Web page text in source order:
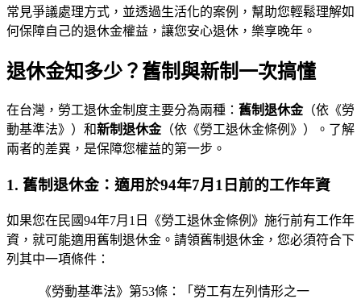
常見爭議處理方式，並透過生活化的案例，幫助您輕鬆理解如
何保障自己的退休金權益，讓您安心退休，樂享晚年。
退休金知多少？舊制與新制一次搞懂
在台灣，勞工退休金制度主要分為兩種： 舊制退休金（依《勞
動基準法》）和新制退休金（依《勞工退休金條例》）。了解
兩者的差異，是保障您權益的第一步。
1. 舊制退休金：適用於94年7月1日前的工作年資
如果您在民國94年7月1日《勞工退休金條例》施行前有工作年
資，就可能適用舊制退休金。請領舊制退休金，您必須符合下
列其中一項條件：
《勞動基準法》第53條：「勞工有左列情形之一